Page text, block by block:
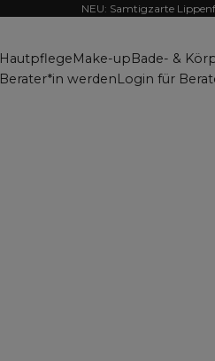
NEU: Samtigzarte
HautpflegeMake-upBade- &
Berater*in werdenLogin für